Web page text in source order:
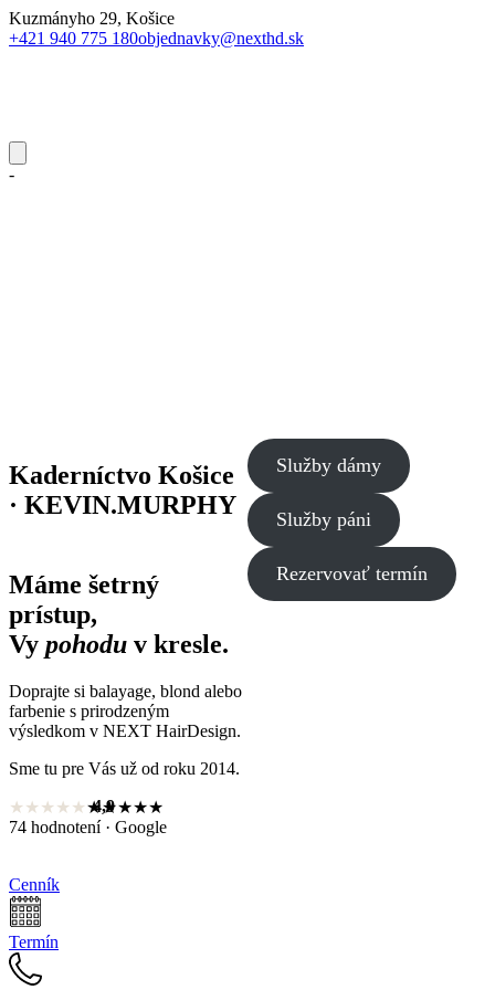
Kuzmányho 29, Košice
+421 940 775 180objednavky@nexthd.sk
-
Kaderníctvo Košice
· KEVIN.MURPHY
Máme šetrný
prístup,
Vy pohodu v kresle.
Doprajte si balayage, blond alebo
farbenie s prirodzeným
výsledkom v NEXT HairDesign.
Sme tu pre Vás už od roku 2014.
★★★★★★★★★★
4,9
74 hodnotení · Google
Služby dámy
Služby páni
Rezervovať termín
Cenník
Termín